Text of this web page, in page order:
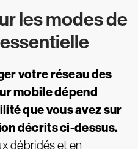
les modes de
votre réseau des
mobile dépend
que vous avez sur
décrits ci-dessus.
débridés et en